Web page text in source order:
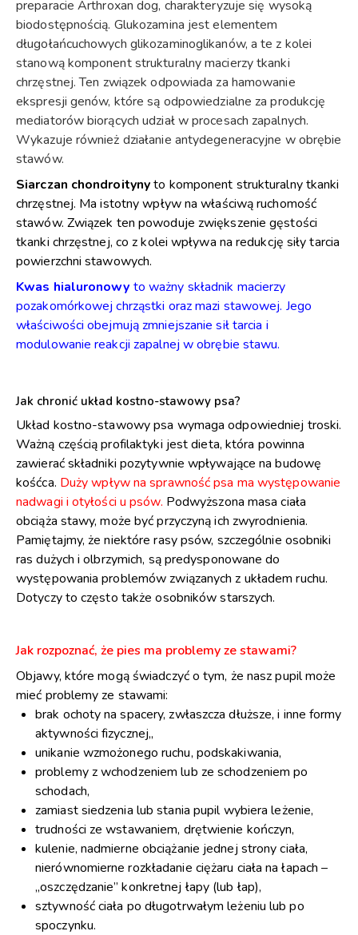
preparacie Arthroxan dog, charakteryzuje się wysoką
biodostępnością. Glukozamina jest elementem
długołańcuchowych glikozaminoglikanów, a te z kolei
stanową komponent strukturalny macierzy tkanki
chrzęstnej. Ten związek odpowiada za hamowanie
ekspresji genów, które są odpowiedzialne za produkcję
mediatorów biorących udział w procesach zapalnych.
Wykazuje również działanie antydegeneracyjne w obrębie
stawów.
Siarczan chondroitynyto komponent strukturalny tkanki
chrzęstnej. Ma istotny wpływ na właściwą ruchomość
stawów. Związek ten powoduje zwiększenie gęstości
tkanki chrzęstnej, co z kolei wpływa na redukcję siły tarcia
powierzchni stawowych.
Kwas hialuronowy to ważny składnik macierzy
pozakomórkowej chrząstki oraz mazi stawowej. Jego
właściwości obejmują zmniejszanie sił tarcia i
modulowanie reakcji zapalnej w obrębie stawu.
Jak chronić układ kostno-stawowy psa?
Układ kostno-stawowy psa wymaga odpowiedniej troski.
Ważną częścią profilaktyki jest dieta, która powinna
zawierać składniki pozytywnie wpływające na budowę
kośćca. Duży wpływ na sprawność psa ma występowanie
nadwagi i otyłości u psów. Podwyższona masa ciała
obciąża stawy, może być przyczyną ich zwyrodnienia.
Pamiętajmy, że niektóre rasy psów, szczególnie osobniki
ras dużych i olbrzymich, są predysponowane do
występowania problemów związanych z układem ruchu.
Dotyczy to często także osobników starszych.
Jak rozpoznać, że pies ma problemy ze stawami?
Objawy, które mogą świadczyć o tym, że nasz pupil może
mieć problemy ze stawami:
brak ochoty na spacery, zwłaszcza dłuższe, i inne formy
aktywności fizycznej,,
unikanie wzmożonego ruchu, podskakiwania,
problemy z wchodzeniem lub ze schodzeniem po
schodach,
zamiast siedzenia lub stania pupil wybiera leżenie,
trudności ze wstawaniem, drętwienie kończyn,
kulenie, nadmierne obciążanie jednej strony ciała,
nierównomierne rozkładanie ciężaru ciała na łapach –
„oszczędzanie” konkretnej łapy (lub łap),
sztywność ciała po długotrwałym leżeniu lub po
spoczynku.